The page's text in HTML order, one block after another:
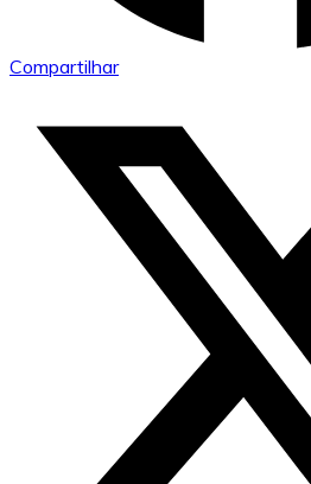
Compartilhar